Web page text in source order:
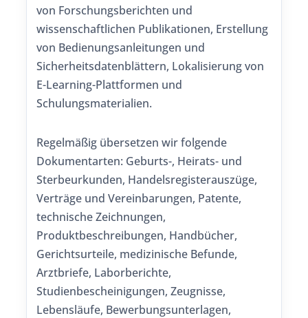
von Forschungsberichten und
wissenschaftlichen Publikationen, Erstellung
von Bedienungsanleitungen und
Sicherheitsdatenblättern, Lokalisierung von
E-Learning-Plattformen und
Schulungsmaterialien.
Regelmäßig übersetzen wir folgende
Dokumentarten: Geburts-, Heirats- und
Sterbeurkunden, Handelsregisterauszüge,
Verträge und Vereinbarungen, Patente,
technische Zeichnungen,
Produktbeschreibungen, Handbücher,
Gerichtsurteile, medizinische Befunde,
Arztbriefe, Laborberichte,
Studienbescheinigungen, Zeugnisse,
Lebensläufe, Bewerbungsunterlagen,